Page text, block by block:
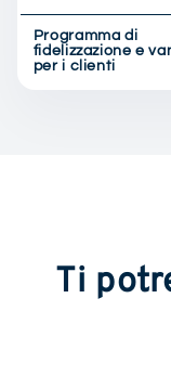
Programma di
fidelizzazione e
per i clienti
Ti